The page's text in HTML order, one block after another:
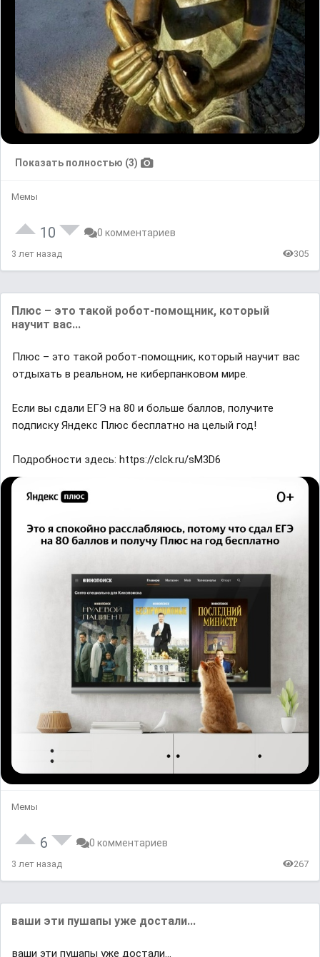
Показать полностью (3)
Мемы
10 0 комментариев
3 лет назад 305
Плюс – это такой робот-помощник, который
научит вас...
Плюс – это такой робот-помощник, который научит вас
отдыхать в реальном, не киберпанковом мире.
Если вы сдали ЕГЭ на 80 и больше баллов, получите
подписку Яндекс Плюс бесплатно на целый год!
Подробности здесь: https://clck.ru/sM3D6
Мемы
6 0 комментариев
3 лет назад 267
ваши эти пушапы уже достали...
ваши эти пушапы уже достали...